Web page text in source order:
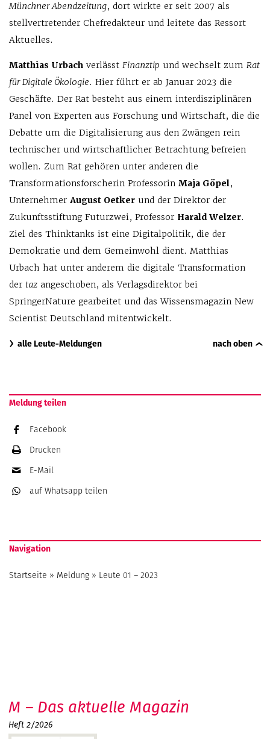
Münchner Abendzeitung, dort wirkte er seit 2007 als
stellvertretender Chefredakteur und leitete das Ressort
Aktuelles.
Matthias Urbach verlässt Finanztip und wechselt zum Rat
für Digitale Ökologie. Hier führt er ab Januar 2023 die
Geschäfte. Der Rat besteht aus einem interdisziplinären
Panel von Experten aus Forschung und Wirtschaft, die die
Debatte um die Digitalisierung aus den Zwängen rein
technischer und wirtschaftlicher Betrachtung befreien
wollen. Zum Rat gehören unter anderen die
Transformationsforscherin Professorin Maja Göpel,
Unternehmer August Oetker und der Direktor der
Zukunftsstiftung Futurzwei, Professor Harald Welzer.
Ziel des Thinktanks ist eine Digitalpolitik, die der
Demokratie und dem Gemeinwohl dient. Matthias
Urbach hat unter anderem die digitale Transformation
der taz angeschoben, als Verlagsdirektor bei
SpringerNature gearbeitet und das Wissensmagazin New
Scientist Deutschland mitentwickelt.
alle Leute-Meldungen nach oben
Meldung teilen
Facebook
Drucken
E-Mail
auf Whatsapp teilen
Navigation
Startseite » Meldung » Leute 01 – 2023
M – Das aktuelle Magazin
Heft 2/2026